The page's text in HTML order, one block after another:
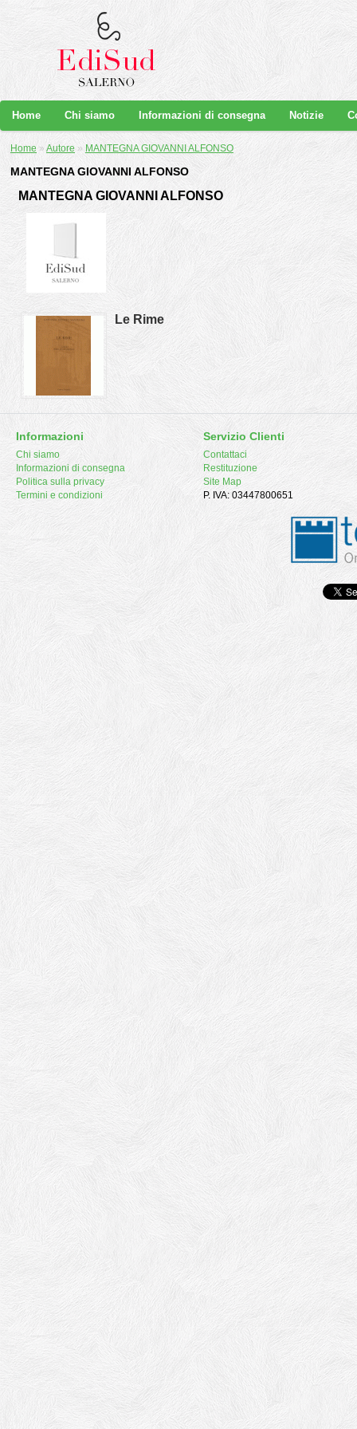
Home Chi siamo Informazioni di consegna Notizie
Home » Autore » MANTEGNA GIOVANNI ALFONSO
MANTEGNA GIOVANNI ALFONSO
MANTEGNA GIOVANNI ALFONSO
Le Rime
Informazioni
Chi siamo
Informazioni di consegna
Politica sulla privacy
Termini e condizioni
Servizio Clienti
Contattaci
Restituzione
Site Map
P. IVA: 03447800651